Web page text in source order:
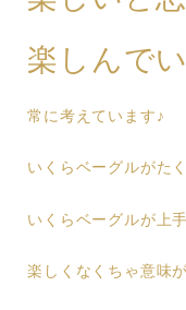
楽しんで
常に考えています♪
いくらベーグルがた
いくらベーグルが上
楽しくなくちゃ意味